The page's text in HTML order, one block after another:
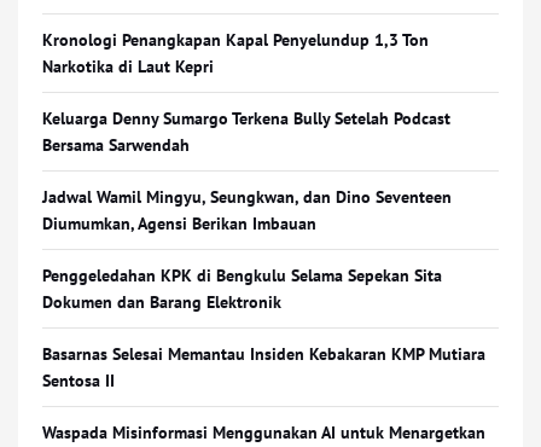
Kronologi Penangkapan Kapal Penyelundup 1,3 Ton
Narkotika di Laut Kepri
Keluarga Denny Sumargo Terkena Bully Setelah Podcast
Bersama Sarwendah
Jadwal Wamil Mingyu, Seungkwan, dan Dino Seventeen
Diumumkan, Agensi Berikan Imbauan
Penggeledahan KPK di Bengkulu Selama Sepekan Sita
Dokumen dan Barang Elektronik
Basarnas Selesai Memantau Insiden Kebakaran KMP Mutiara
Sentosa II
Waspada Misinformasi Menggunakan AI untuk Menargetkan